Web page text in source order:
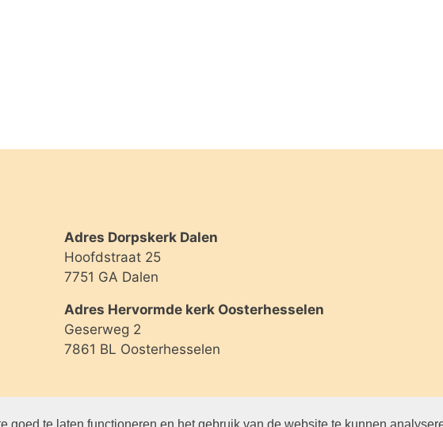
Adres Dorpskerk Dalen
Hoofdstraat 25
7751 GA Dalen
Adres Hervormde kerk Oosterhesselen
Geserweg 2
7861 BL Oosterhesselen